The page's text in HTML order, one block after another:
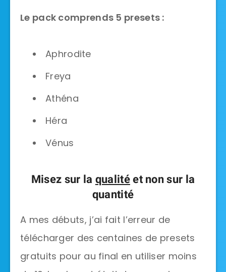
Le pack comprends 5 presets :
Aphrodite
Freya
Athéna
Héra
Vénus
Misez sur la qualitéet non sur la
quantité
A mes débuts, j’ai fait l’erreur de
télécharger des centaines de presets
gratuits pour au final en utiliser moins